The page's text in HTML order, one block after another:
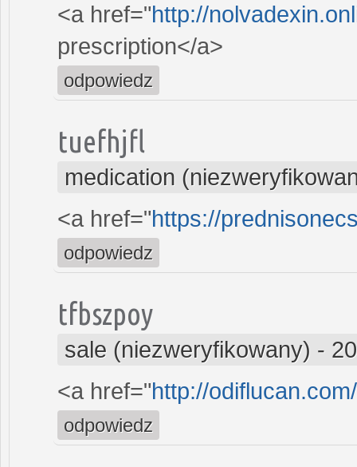
<a href="http://
prescription</a>
odpowiedz
tuefhjfl
medication
<a href="https://
odpowiedz
tfbszpoy
sale (niezweryfikowany) -
<a href="http://
odpowiedz